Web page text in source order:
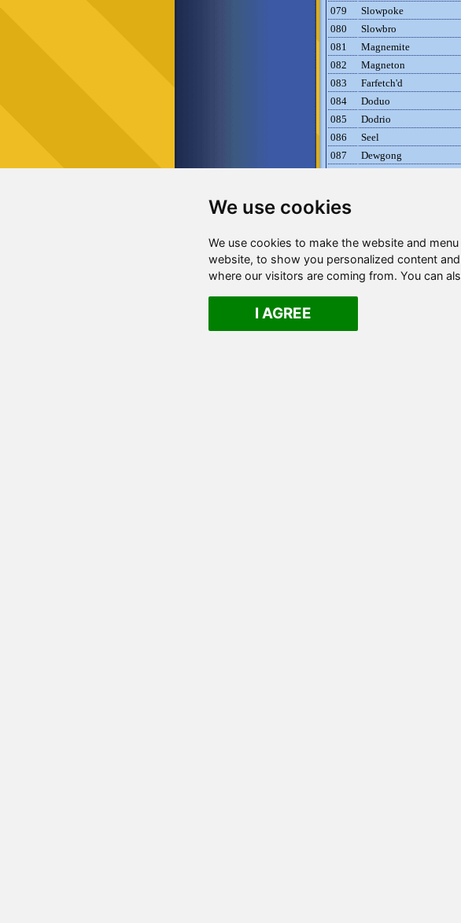
079
Slowpoke
080
Slowbro
081
Magnemite
082
Magneton
083
Farfetch'd
084
Doduo
085
Dodrio
086
Seel
087
Dewgong
090
092
Gastly
093
Haunter
094
Gengar
095
We use cookies
We use cookies to make the website and
website, to show you personalized content
where our visitors are coming from. You can
I AGREE